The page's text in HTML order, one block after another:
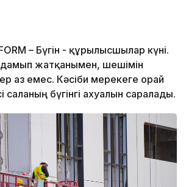
– Бүгін - құрылысшылар күні.
жатқанымен, шешімін
аз емес. Кәсіби мерекеге орай
саланың бүгінгі ахуалын саралады.